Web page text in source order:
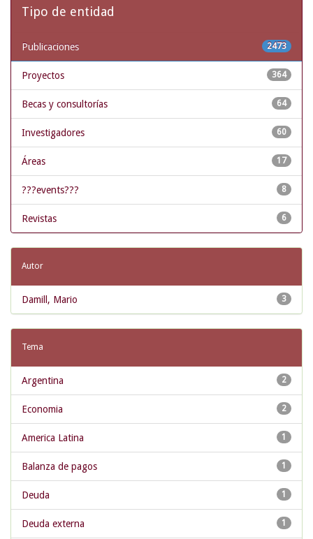
Tipo de entidad
2473
Publicaciones
364
Proyectos
64
Becas y consultorías
60
Investigadores
17
Áreas
8
???events???
6
Revistas
Autor
3
Damill, Mario
Tema
2
Argentina
2
Economia
1
America Latina
1
Balanza de pagos
1
Deuda
1
Deuda externa